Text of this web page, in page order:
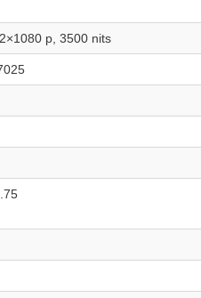
p, 3500 nits